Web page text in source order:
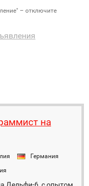
– отключите
на
Германия